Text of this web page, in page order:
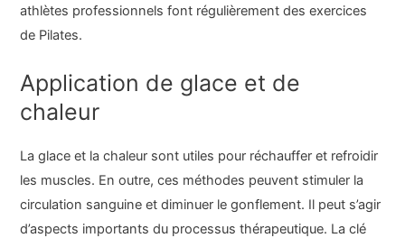
athlètes professionnels font régulièrement des exercices
de Pilates.
Application de glace et de
chaleur
La glace et la chaleur sont utiles pour réchauffer et refroidir
les muscles. En outre, ces méthodes peuvent stimuler la
circulation sanguine et diminuer le gonflement. Il peut s’agir
d’aspects importants du processus thérapeutique. La clé